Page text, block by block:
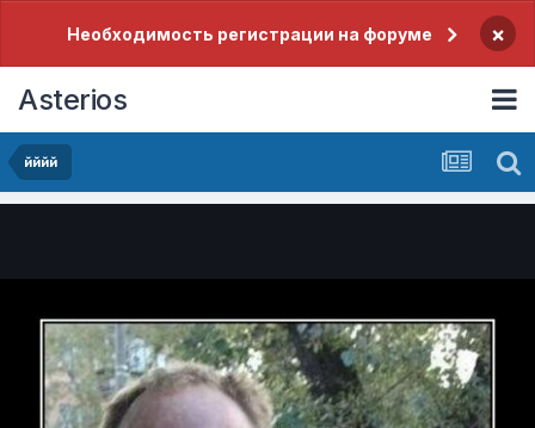
Необходимость регистрации на форуме ×
Asterios
йййй